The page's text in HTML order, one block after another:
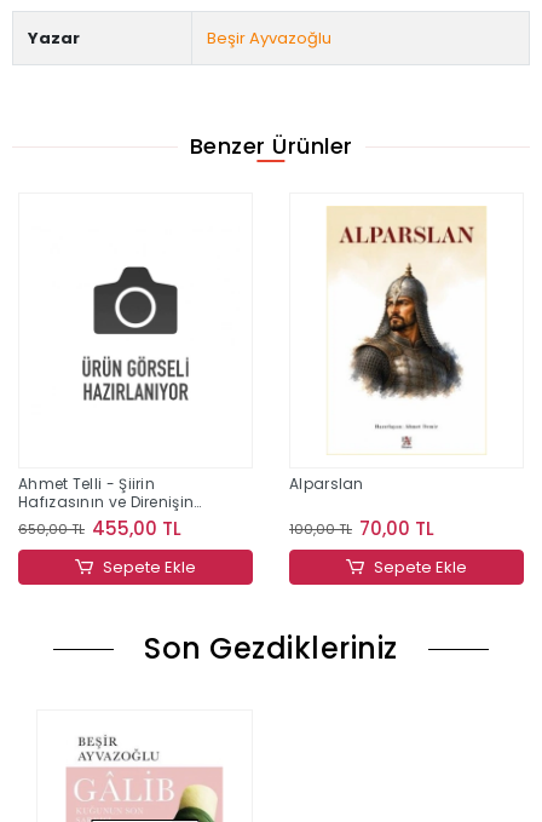
Yazar Beşir Ayvazoğlu
Benzer Ürünler
Ahmet Telli - Şiirin
Hafızasının ve Direnişin
İzinde Bir Yaşam
650,00 TL 455,00 TL
Sepete Ekle
Alparslan
100,00 TL 70,00 TL
Sepete Ekle
Son Gezdikleriniz